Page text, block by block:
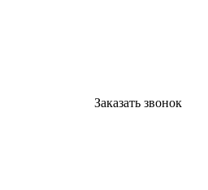
Заказать звонок